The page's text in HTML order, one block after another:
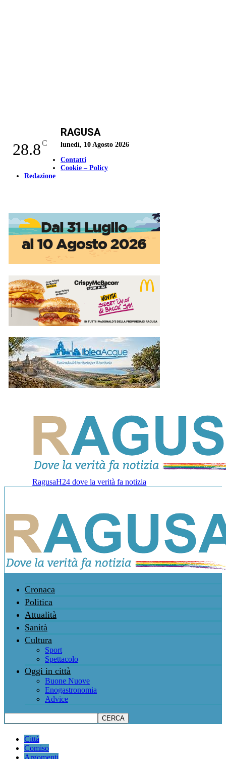
28.8C
RAGUSA
lunedì, 10 Agosto 2026
Contatti
Cookie – Policy
Redazione
RagusaH24 dove la verità fa notizia
Cronaca
Politica
Attualità
Sanità
Cultura
Sport
Spettacolo
Oggi in città
Buone Nuove
Enogastronomia
Advice
Città
Comiso
Argomenti